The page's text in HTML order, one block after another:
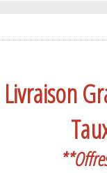
Livraison